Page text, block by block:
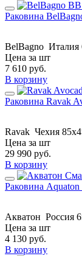
Раковина
BelBagno Италия
Цена за шт
7 610 руб.
В корзину
Раковина Ravak
Ravak Чехия
Цена за шт
29 990 руб.
В корзину
Раковина
Акватон Россия
Цена за шт
4 130 руб.
В корзину